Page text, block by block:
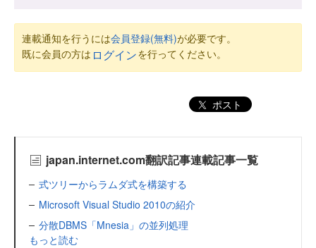
連載通知を行うには会員登録(無料)が必要です。
既に会員の方は ログインを行ってください。
ポスト
japan.internet.com翻訳記事連載記事一覧
式ツリーからラムダ式を構築する
Microsoft Visual Studio 2010の紹介
分散DBMS「Mnesia」の並列処理
もっと読む